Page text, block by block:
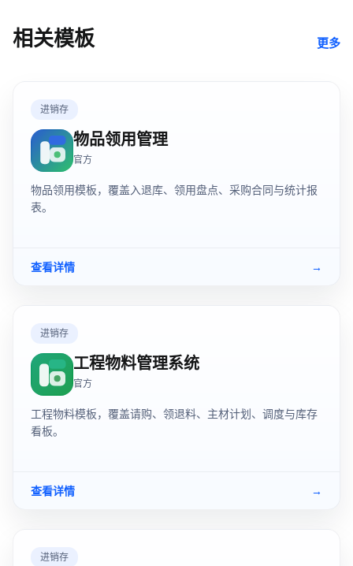
相关模板 更多
进销存
物品领用管理
官方
物品领用模板，覆盖入退库、领用盘点、采购合同与统计报
表。
查看详情 →
进销存
工程物料管理系统
官方
工程物料模板，覆盖请购、领退料、主材计划、调度与库存
看板。
查看详情 →
进销存